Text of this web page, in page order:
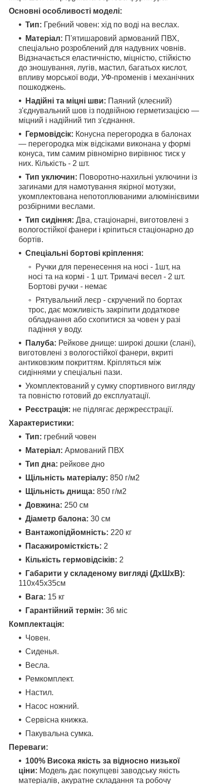
Основні особливості моделі:
Тип: Гребний човен: хід по воді на веслах.
Матеріал: П'ятишаровий армований ПВХ,
спеціально розроблений для надувних човнів.
Відзначається еластичністю, міцністю, стійкістю
до зношування, лугів, мастил, багатьох кислот,
впливу морської води, УФ-променів і механічних
пошкоджень.
Надійні та міцні шви: Паяний (клеєний)
з'єднувальний шов із подвійною герметизацією —
міцний і надійний тип з'єднання.
Гермовідсік: Конусна перегородка в балонах
— перегородка між відсіками виконана у формі
конуса, тим самим рівномірно вирівнює тиск у
них. Кількість - 2 шт.
Тип уключин: Поворотно-нахильні уключини із
загинами для намотування якірної мотузки,
укомплектована непотоплюваними алюмінієвими
розбірними веслами.
Тип сидіння: Два, стаціонарні, виготовлені з
вологостійкої фанери і кріпиться стаціонарно до
бортів.
Спеціальні бортові кріплення:
Ручки для перенесення на носі - 1шт, на
носі та на кормі - 1 шт. Тримачі весел - 2 шт.
Бортові ручки - немає
Рятувальний леєр - скручений по бортах
трос, дає можливість закріпити додаткове
обладнання або схопитися за човен у разі
падіння у воду.
Палуба: Рейкове днище: широкі дошки (слані),
виготовлені з вологостійкої фанери, вкриті
антиковзким покриттям. Кріпляться між
сидіннями у спеціальні пази.
Укомплектований у сумку спортивного вигляду
та повністю готовий до експлуатації.
Реєстрація: не підлягає держреєстрації.
Характеристики:
Тип: гребний човен
Матеріал: Армований ПВХ
Тип дна: рейкове дно
Щільність матеріалу: 850 г/м2
Щільність днища: 850 г/м2
Довжина: 250 см
Діаметр балона: 30 см
Вантажопідйомність: 220 кг
Пасажиромісткість: 2
Кількість гермовідсіків: 2
Габарити у складеному вигляді (ДхШхВ):
110x45x35см
Вага: 15 кг
Гарантійний термін: 36 міс
Комплектація:
Човен.
Сиденья.
Весла.
Ремкомплект.
Настил.
Насос ножний.
Сервісна книжка.
Пакувальна сумка.
Переваги:
100% Висока якість за відносно низької
ціни: Модель дає покупцеві заводську якість
матеріалів, акуратне складання та робочу